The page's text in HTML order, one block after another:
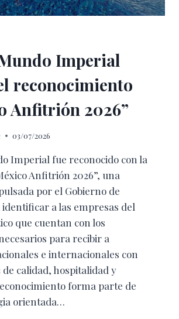
Imperial
reconocimiento
Anfitrión 2026”
03/07/2026
Imperial fue reconocido con la
Anfitrión 2026”, una
por el Gobierno de
identificar a las empresas del
que cuentan con los
para recibir a
e internacionales con
de calidad, hospitalidad y
forma parte de
orientada…